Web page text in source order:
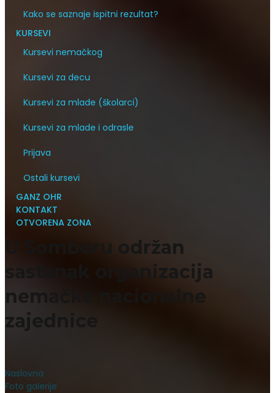
Kako se saznaje ispitni rezultat?
KURSEVI
Kursevi nemačkog
Kursevi za decu
Kursevi za mlade (školarci)
Kursevi za mlade i odrasle
Prijava
Ostali kursevi
GANZ OHR
KONTAKT
OTVORENA ZONA
U Somboru održan
sastanak organizacija
nemačke nacionalne
zajednice
Naslovna
Foto galerije